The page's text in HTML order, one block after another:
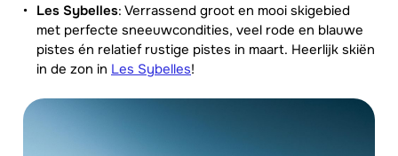
Les Sybelles: Verrassend groot en mooi skigebied
met perfecte sneeuwcondities, veel rode en blauwe
pistes én relatief rustige pistes in maart. Heerlijk skiën
in de zon in Les Sybelles!